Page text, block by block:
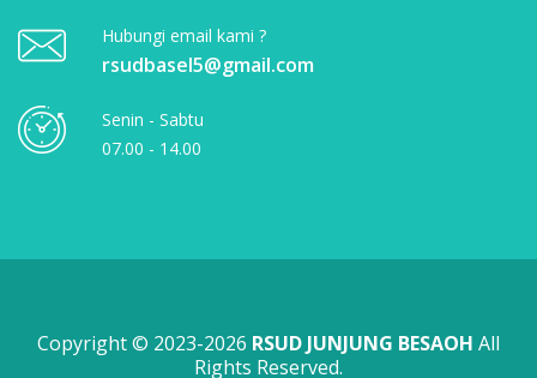
Hubungi email kami ?
rsudbasel5@gmail.com
Senin - Sabtu
07.00 - 14.00
Copyright © 2023-2026 RSUD JUNJUNG BESAOH All
Rights Reserved.